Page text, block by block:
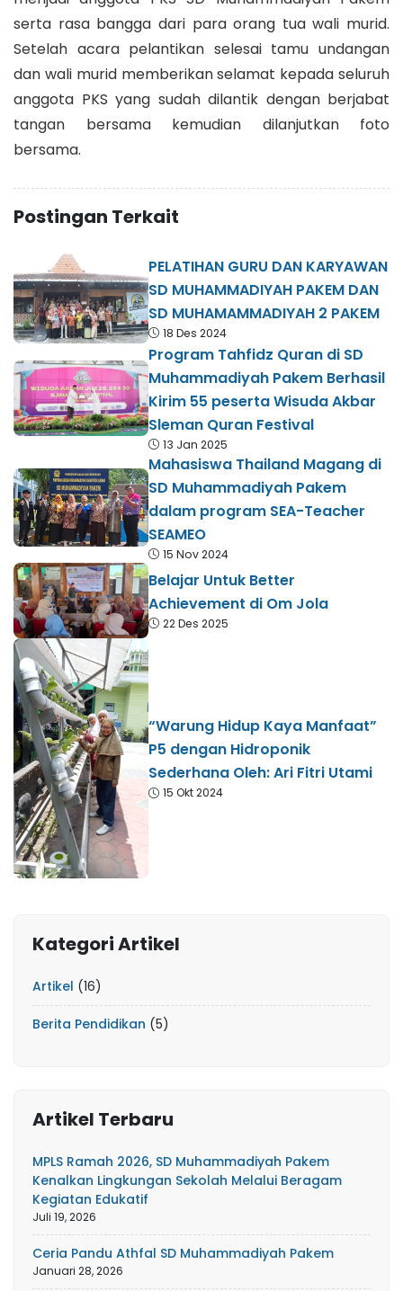
serta rasa bangga dari para orang tua wali murid.
Setelah acara pelantikan selesai tamu undangan
dan wali murid memberikan selamat kepada seluruh
anggota PKS yang sudah dilantik dengan berjabat
tangan bersama kemudian dilanjutkan foto
bersama.
Postingan Terkait
PELATIHAN GURU DAN KARYAWAN
SD MUHAMMADIYAH PAKEM DAN
SD MUHAMAMMADIYAH 2 PAKEM
18 Des 2024
Program Tahfidz Quran di SD
Muhammadiyah Pakem Berhasil
Kirim 55 peserta Wisuda Akbar
Sleman Quran Festival
13 Jan 2025
Mahasiswa Thailand Magang di
SD Muhammadiyah Pakem
dalam program SEA-Teacher
SEAMEO
15 Nov 2024
Belajar Untuk Better
Achievement di Om Jola
22 Des 2025
“Warung Hidup Kaya Manfaat”
P5 dengan Hidroponik
Sederhana Oleh: Ari Fitri Utami
15 Okt 2024
Kategori Artikel
Artikel (16)
Berita Pendidikan (5)
Artikel Terbaru
MPLS Ramah 2026, SD Muhammadiyah Pakem
Kenalkan Lingkungan Sekolah Melalui Beragam
Kegiatan Edukatif
Juli 19, 2026
Ceria Pandu Athfal SD Muhammadiyah Pakem
Januari 28, 2026